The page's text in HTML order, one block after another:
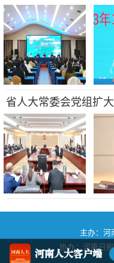
省人大常委会党组扩
主办：河
协办：河南日
河南人大客户端